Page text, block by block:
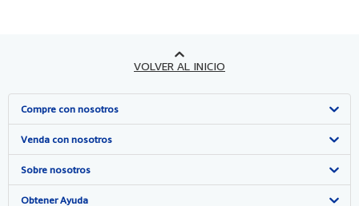
VOLVER AL INICIO
Compre con nosotros
Búsqueda avanzada
Colecciones
Mi cuenta
Venda con nosotros
Comenzar a vender
Únase a nuestro programa de afiliados
Sobre nosotros
Sobre IberLibro
Obtener Ayuda